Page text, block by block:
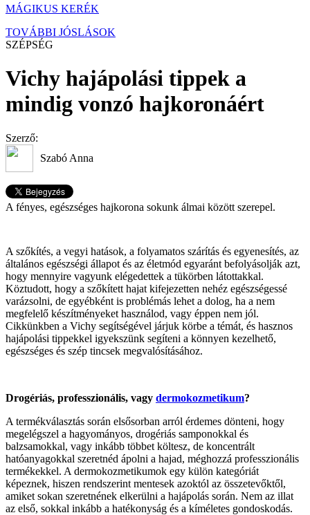
MÁGIKUS KERÉK
TOVÁBBI JÓSLÁSOK
SZÉPSÉG
Vichy hajápolási tippek a
mindig vonzó hajkoronáért
Szerző:
Szabó Anna
A fényes, egészséges hajkorona sokunk álmai között szerepel.
A szőkítés, a vegyi hatások, a folyamatos szárítás és egyenesítés, az
általános egészségi állapot és az életmód egyaránt befolyásolják azt,
hogy mennyire vagyunk elégedettek a tükörben látottakkal.
Köztudott, hogy a szőkített hajat kifejezetten nehéz egészségessé
varázsolni, de egyébként is problémás lehet a dolog, ha a nem
megfelelő készítményeket használod, vagy éppen nem jól.
Cikkünkben a Vichy segítségével járjuk körbe a témát, és hasznos
hajápolási tippekkel igyekszünk segíteni a könnyen kezelhető,
egészséges és szép tincsek megvalósításához.
Drogériás, professzionális, vagy dermokozmetikum?
A termékválasztás során elsősorban arról érdemes dönteni, hogy
megelégszel a hagyományos, drogériás samponokkal és
balzsamokkal, vagy inkább többet költesz, de koncentrált
hatóanyagokkal szeretnéd ápolni a hajad, méghozzá professzionális
termékekkel. A dermokozmetikumok egy külön kategóriát
képeznek, hiszen rendszerint mentesek azoktól az összetevőktől,
amiket sokan szeretnének elkerülni a hajápolás során. Nem az illat
az első, sokkal inkább a hatékonyság és a kíméletes gondoskodás.